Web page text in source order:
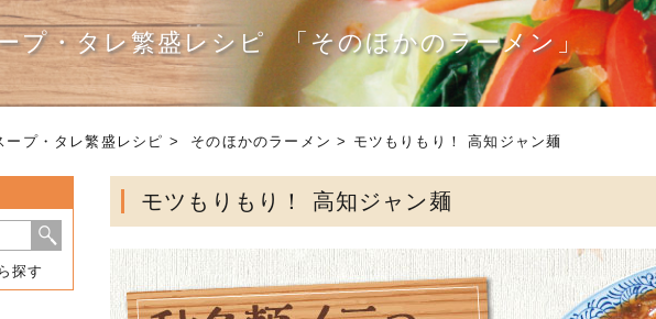
プ・タレ繁盛レシピ 「そのほかのラーメン」
ープ・タレ繁盛レシピ > そのほかのラーメン > モツもりもり！ 高知ジャン麺
モツもりもり！ 高知ジャン麺
探す